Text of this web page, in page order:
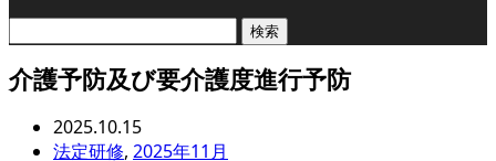
介護予防及び要介護度進行予防
2025.10.15
法定研修, 2025年11月